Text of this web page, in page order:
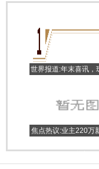
世界报道:年末喜讯，
焦点热议:业主220万